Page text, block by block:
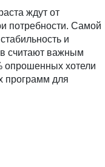
ждут от
потребности. Самой
и
считают важным
опрошенных хотели
программ для